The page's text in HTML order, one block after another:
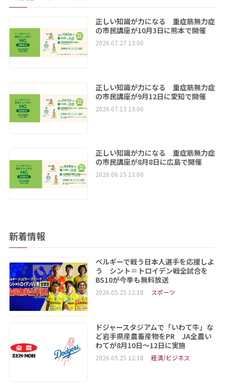
正しい知識が力になる 重症筋無力症
の市民講座が10月3日に熊本で開催
2026.07.27 13:00
正しい知識が力になる 重症筋無力症
の市民講座が9月12日に愛知で開催
2026.07.13 13:00
正しい知識が力になる 重症筋無力症
の市民講座が8月8日に広島で開催
2026.06.15 13:00
新着情報
ベルギーで戦う日本人選手を応援しよ
う シント＝トロイデン戦全試合を
BS10が今季も無料放送
2026.05.25 12:18 スポーツ
ドジャースタジアムで「いわて牛」な
ど岩手県産農畜産物をPR JA全農い
わてが8月10日～12日に実施
2026.05.25 12:18 経済/ビジネス